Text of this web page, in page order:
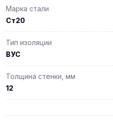
Марка стали
Ст20
Тип изоляции
ВУС
Толщина стенки, мм
12